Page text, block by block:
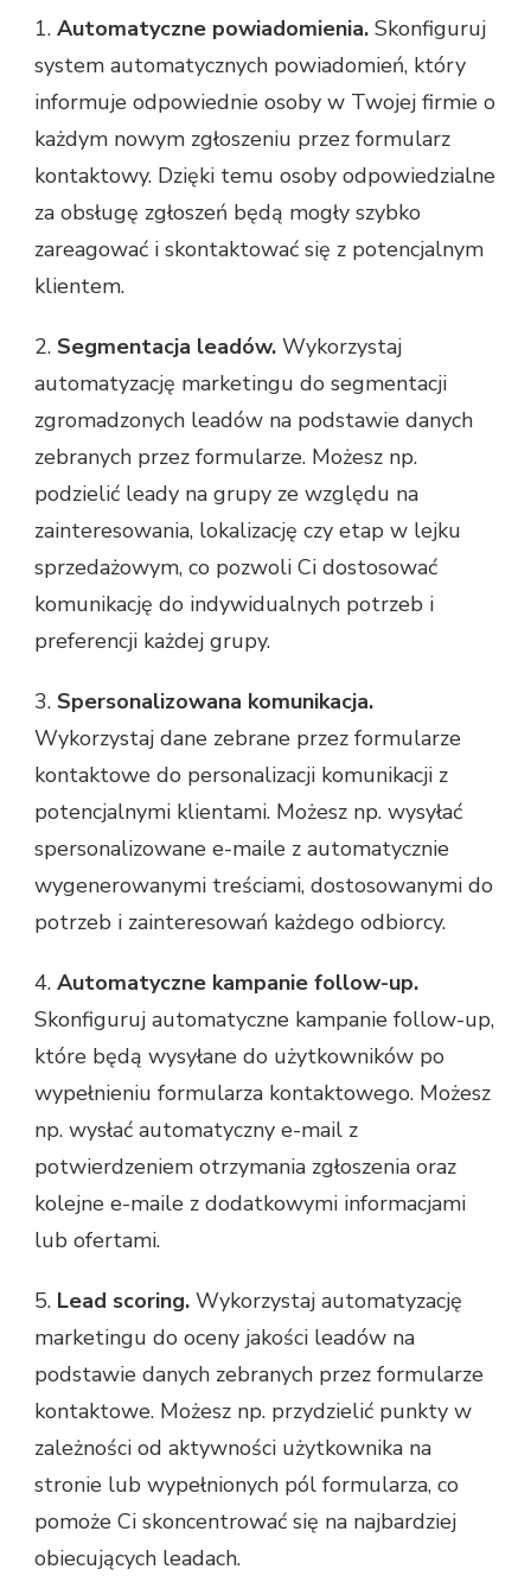
1. Automatyczne powiadomienia. Skonfiguruj
system automatycznych powiadomień, który
informuje odpowiednie osoby w Twojej firmie o
każdym nowym zgłoszeniu przez formularz
kontaktowy. Dzięki temu osoby odpowiedzialne
za obsługę zgłoszeń będą mogły szybko
zareagować i skontaktować się z potencjalnym
klientem.
2. Segmentacja leadów. Wykorzystaj
automatyzację marketingu do segmentacji
zgromadzonych leadów na podstawie danych
zebranych przez formularze. Możesz np.
podzielić leady na grupy ze względu na
zainteresowania, lokalizację czy etap w lejku
sprzedażowym, co pozwoli Ci dostosować
komunikację do indywidualnych potrzeb i
preferencji każdej grupy.
3. Spersonalizowana komunikacja.
Wykorzystaj dane zebrane przez formularze
kontaktowe do personalizacji komunikacji z
potencjalnymi klientami. Możesz np. wysyłać
spersonalizowane e-maile z automatycznie
wygenerowanymi treściami, dostosowanymi do
potrzeb i zainteresowań każdego odbiorcy.
4. Automatyczne kampanie follow-up.
Skonfiguruj automatyczne kampanie follow-up,
które będą wysyłane do użytkowników po
wypełnieniu formularza kontaktowego. Możesz
np. wysłać automatyczny e-mail z
potwierdzeniem otrzymania zgłoszenia oraz
kolejne e-maile z dodatkowymi informacjami
lub ofertami.
5. Lead scoring. Wykorzystaj automatyzację
marketingu do oceny jakości leadów na
podstawie danych zebranych przez formularze
kontaktowe. Możesz np. przydzielić punkty w
zależności od aktywności użytkownika na
stronie lub wypełnionych pól formularza, co
pomoże Ci skoncentrować się na najbardziej
obiecujących leadach.